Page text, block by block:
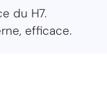
du H7.
efficace.